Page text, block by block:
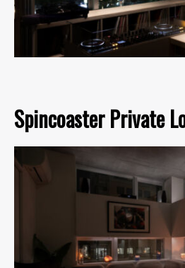
Spincoaster Private